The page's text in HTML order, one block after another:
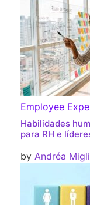
Employee
Habilidades
para RH e
by Andréa